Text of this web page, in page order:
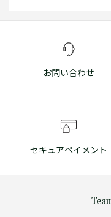
お問い合わせ
セキュアペイメント